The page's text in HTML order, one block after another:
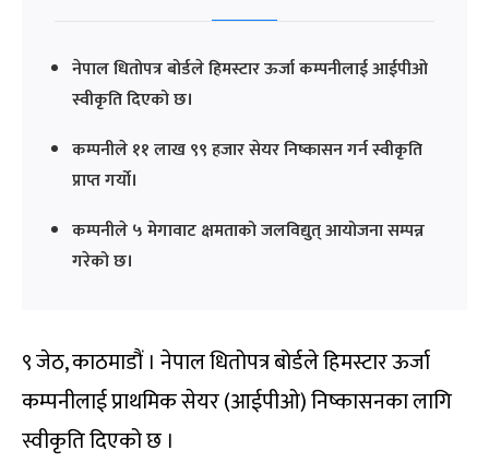
नेपाल धितोपत्र बोर्डले हिमस्टार ऊर्जा कम्पनीलाई आईपीओ
स्वीकृति दिएको छ।
कम्पनीले ११ लाख ९९ हजार सेयर निष्कासन गर्न स्वीकृति
प्राप्त गर्यो।
कम्पनीले ५ मेगावाट क्षमताको जलविद्युत् आयोजना सम्पन्न
गरेको छ।
९ जेठ, काठमाडौं । नेपाल धितोपत्र बोर्डले हिमस्टार ऊर्जा
कम्पनीलाई प्राथमिक सेयर (आईपीओ) निष्कासनका लागि
स्वीकृति दिएको छ ।